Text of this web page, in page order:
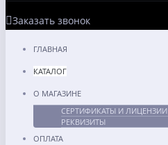
Заказать звонок
ГЛАВНАЯ
КАТАЛОГ
О МАГАЗИНЕ
СЕРТИФИКАТЫ И ЛИЦЕНЗИИ
РЕКВИЗИТЫ
ОПЛАТА